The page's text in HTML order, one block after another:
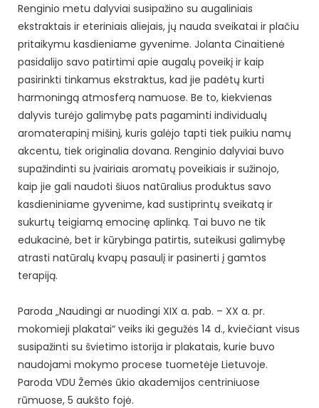
Renginio metu dalyviai susipažino su augaliniais
ekstraktais ir eteriniais aliejais, jų nauda sveikatai ir plačiu
pritaikymu kasdieniame gyvenime. Jolanta Cinaitienė
pasidalijo savo patirtimi apie augalų poveikį ir kaip
pasirinkti tinkamus ekstraktus, kad jie padėtų kurti
harmoningą atmosferą namuose. Be to, kiekvienas
dalyvis turėjo galimybę pats pagaminti individualų
aromaterapinį mišinį, kuris galėjo tapti tiek puikiu namų
akcentu, tiek originalia dovana. Renginio dalyviai buvo
supažindinti su įvairiais aromatų poveikiais ir sužinojo,
kaip jie gali naudoti šiuos natūralius produktus savo
kasdieniniame gyvenime, kad sustiprintų sveikatą ir
sukurtų teigiamą emocinę aplinką. Tai buvo ne tik
edukacinė, bet ir kūrybinga patirtis, suteikusi galimybę
atrasti natūralų kvapų pasaulį ir pasinerti į gamtos
terapiją.
Paroda „Naudingi ar nuodingi XIX a. pab. – XX a. pr.
mokomieji plakatai“ veiks iki gegužės 14 d., kviečiant visus
susipažinti su švietimo istorija ir plakatais, kurie buvo
naudojami mokymo procese tuometėje Lietuvoje.
Paroda VDU Žemės ūkio akademijos centriniuose
rūmuose, 5 aukšto fojė.